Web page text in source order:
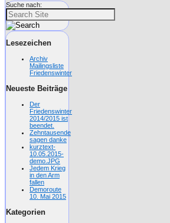
Suche nach:
Lesezeichen
Archiv
Mailingsliste
Friedenswinter
Neueste Beiträge
Der
Friedenswinter
2014/2015 ist
beendet.
Zehntausende
sagen danke
kurztext-
10.05.2015-
demo.JPG
Jedem Krieg
in den Arm
fallen
Demoroute
10. Mai 2015
Kategorien